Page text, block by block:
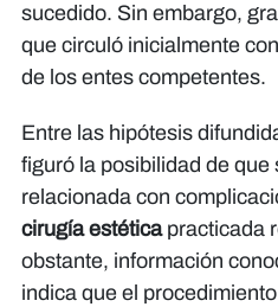
sucedido. Sin embargo,
que circuló inicialmente
de los entes competentes.
Entre las hipótesis
figuró la posibilidad de
relacionada con
cirugía estéticapracticada
obstante, información
indica que el